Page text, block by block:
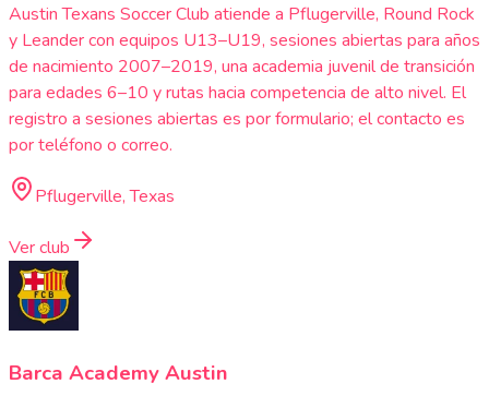
Austin Texans Soccer Club atiende a Pflugerville, Round Rock
y Leander con equipos U13–U19, sesiones abiertas para años
de nacimiento 2007–2019, una academia juvenil de transición
para edades 6–10 y rutas hacia competencia de alto nivel. El
registro a sesiones abiertas es por formulario; el contacto es
por teléfono o correo.
Pflugerville, Texas
Ver club
Barca Academy Austin